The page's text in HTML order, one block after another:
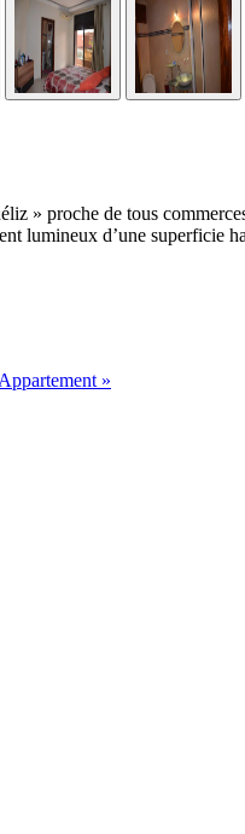
» proche de tous
lumineux d’une superficie
»